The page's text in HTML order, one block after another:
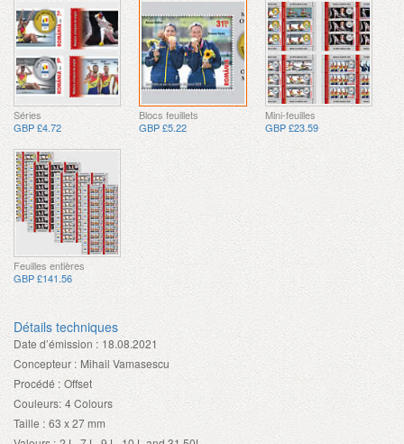
Séries
GBP £4.72
Blocs feuillets
GBP £5.22
Mini-feuilles
GBP £23.59
Feuilles entières
GBP £141.56
Détails techniques
Date d’émission : 18.08.2021
Concepteur : Mihail Vamasescu
Procédé : Offset
Couleurs: 4 Colours
Taille : 63 x 27 mm